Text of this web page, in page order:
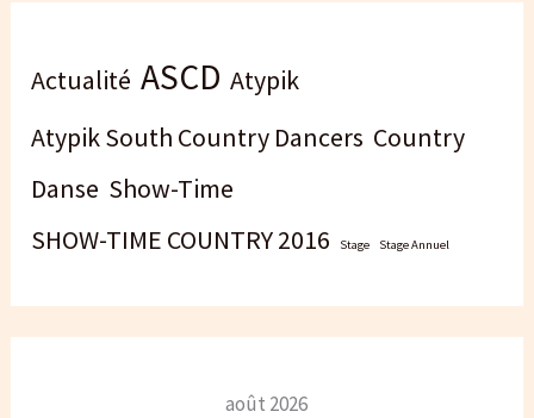
Actualité ASCD Atypik
Atypik South Country Dancers Country
Danse Show-Time
SHOW-TIME COUNTRY 2016
Stage Stage Annuel
août 2026